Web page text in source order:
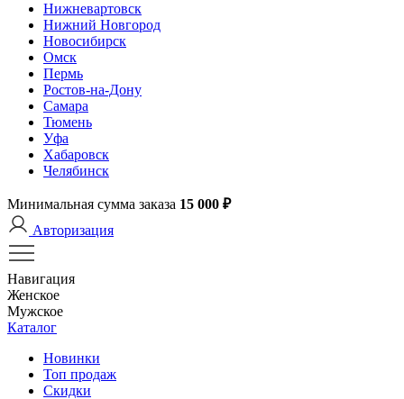
Нижневартовск
Нижний Новгород
Новосибирск
Омск
Пермь
Ростов-на-Дону
Самара
Тюмень
Уфа
Хабаровск
Челябинск
Минимальная сумма заказа 15 000 ₽
Авторизация
Навигация
Женское
Мужское
Каталог
Новинки
Топ продаж
Скидки